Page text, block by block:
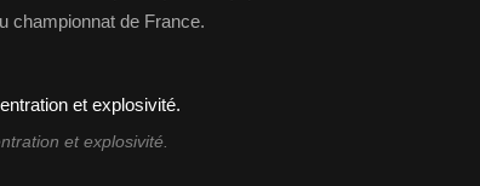
championnat de France.
et explosivité.